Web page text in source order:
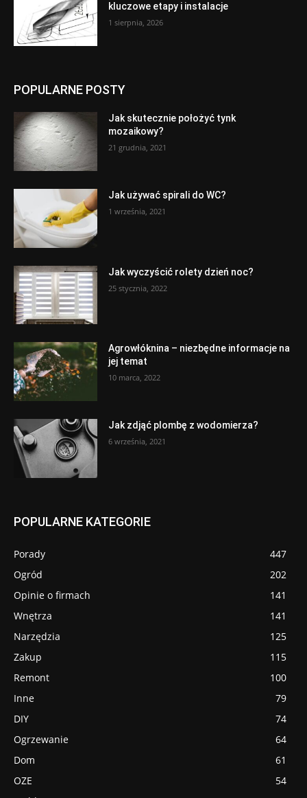
kluczowe etapy i instalacje
1 sierpnia, 2026
POPULARNE POSTY
Jak skutecznie położyć tynk
mozaikowy?
21 grudnia, 2021
Jak używać spirali do WC?
1 września, 2021
Jak wyczyścić rolety dzień noc?
25 stycznia, 2022
Agrowłóknina – niezbędne informacje na
jej temat
10 marca, 2022
Jak zdjąć plombę z wodomierza?
6 września, 2021
POPULARNE KATEGORIE
Porady
447
Ogród
202
Opinie o firmach
141
Wnętrza
141
Narzędzia
125
Zakup
115
Remont
100
Inne
79
DIY
74
Ogrzewanie
64
Dom
61
OZE
54